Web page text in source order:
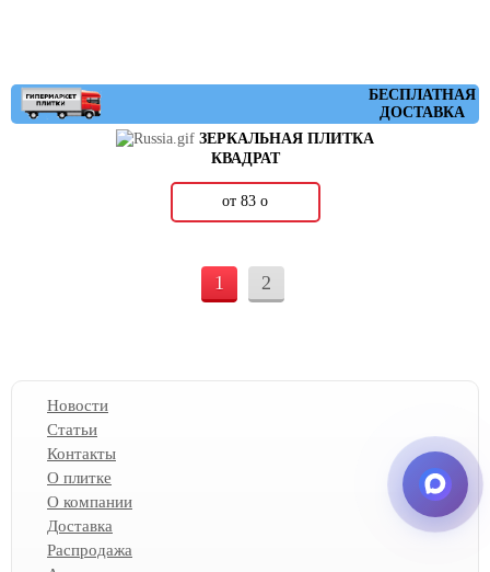
БЕСПЛАТНАЯ
ДОСТАВКА
ЗЕРКАЛЬНАЯ ПЛИТКА
КВАДРАТ
от 83 о
1 2
Новости
Статьи
Контакты
О плитке
О компании
Доставка
Распродажа